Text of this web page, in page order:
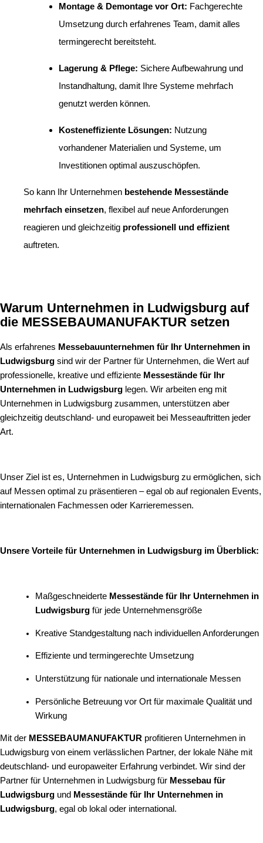
Montage & Demontage vor Ort: Fachgerechte
Umsetzung durch erfahrenes Team, damit alles
termingerecht bereitsteht.
Lagerung & Pflege: Sichere Aufbewahrung und
Instandhaltung, damit Ihre Systeme mehrfach
genutzt werden können.
Kosteneffiziente Lösungen: Nutzung
vorhandener Materialien und Systeme, um
Investitionen optimal auszuschöpfen.
So kann Ihr Unternehmen bestehende Messestände
mehrfach einsetzen, flexibel auf neue Anforderungen
reagieren und gleichzeitig professionell und effizient
auftreten.
Warum Unternehmen in Ludwigsburg auf
die MESSEBAUMANUFAKTUR setzen
Als erfahrenes Messebauunternehmen für Ihr Unternehmen in
Ludwigsburg sind wir der Partner für Unternehmen, die Wert auf
professionelle, kreative und effiziente Messestände für Ihr
Unternehmen in Ludwigsburg legen. Wir arbeiten eng mit
Unternehmen in Ludwigsburg zusammen, unterstützen aber
gleichzeitig deutschland- und europaweit bei Messeauftritten jeder
Art.
Unser Ziel ist es, Unternehmen in Ludwigsburg zu ermöglichen, sich
auf Messen optimal zu präsentieren – egal ob auf regionalen Events,
internationalen Fachmessen oder Karrieremessen.
Unsere Vorteile für Unternehmen in Ludwigsburg im Überblick:
Maßgeschneiderte Messestände für Ihr Unternehmen in
Ludwigsburg für jede Unternehmensgröße
Kreative Standgestaltung nach individuellen Anforderungen
Effiziente und termingerechte Umsetzung
Unterstützung für nationale und internationale Messen
Persönliche Betreuung vor Ort für maximale Qualität und
Wirkung
Mit der MESSEBAUMANUFAKTUR profitieren Unternehmen in
Ludwigsburg von einem verlässlichen Partner, der lokale Nähe mit
deutschland- und europaweiter Erfahrung verbindet. Wir sind der
Partner für Unternehmen in Ludwigsburg für Messebau für
Ludwigsburg und Messestände für Ihr Unternehmen in
Ludwigsburg, egal ob lokal oder international.